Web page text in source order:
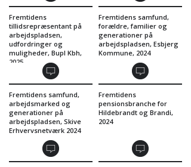
Fremtidens
tillidsrepræsentant på
arbejdspladsen,
udfordringer og
muligheder, Bupl Kbh,
2025
Fremtidens samfund,
forældre, familier og
generationer på
arbejdspladsen, Esbjerg
Kommune, 2024
Fremtidens samfund,
arbejdsmarked og
generationer på
arbejdspladsen, Skive
Erhvervsnetværk 2024
Fremtidens
pensionsbranche for
Hildebrandt og Brandi,
2024